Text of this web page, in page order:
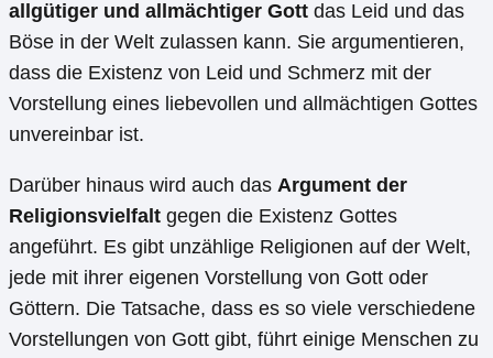
allgütiger und allmächtiger Gott das Leid und das
Böse in der Welt zulassen kann. Sie argumentieren,
dass die Existenz von Leid und Schmerz mit der
Vorstellung eines liebevollen und allmächtigen Gottes
unvereinbar ist.
Darüber hinaus wird auch das Argument der
Religionsvielfalt gegen die Existenz Gottes
angeführt. Es gibt unzählige Religionen auf der Welt,
jede mit ihrer eigenen Vorstellung von Gott oder
Göttern. Die Tatsache, dass es so viele verschiedene
Vorstellungen von Gott gibt, führt einige Menschen zu